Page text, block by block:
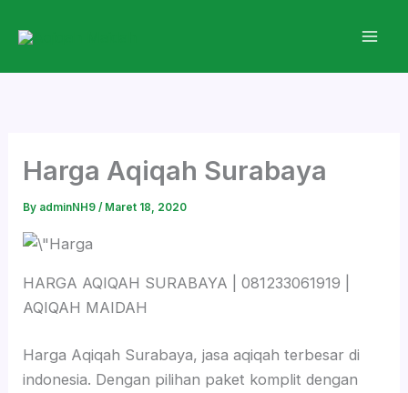
Harga Aqiqah Surabaya
By adminNH9/ Maret 18, 2020
HARGA AQIQAH SURABAYA | 081233061919 |
AQIQAH MAIDAH
Harga Aqiqah Surabaya, jasa aqiqah terbesar di
indonesia. Dengan pilihan paket komplit dengan